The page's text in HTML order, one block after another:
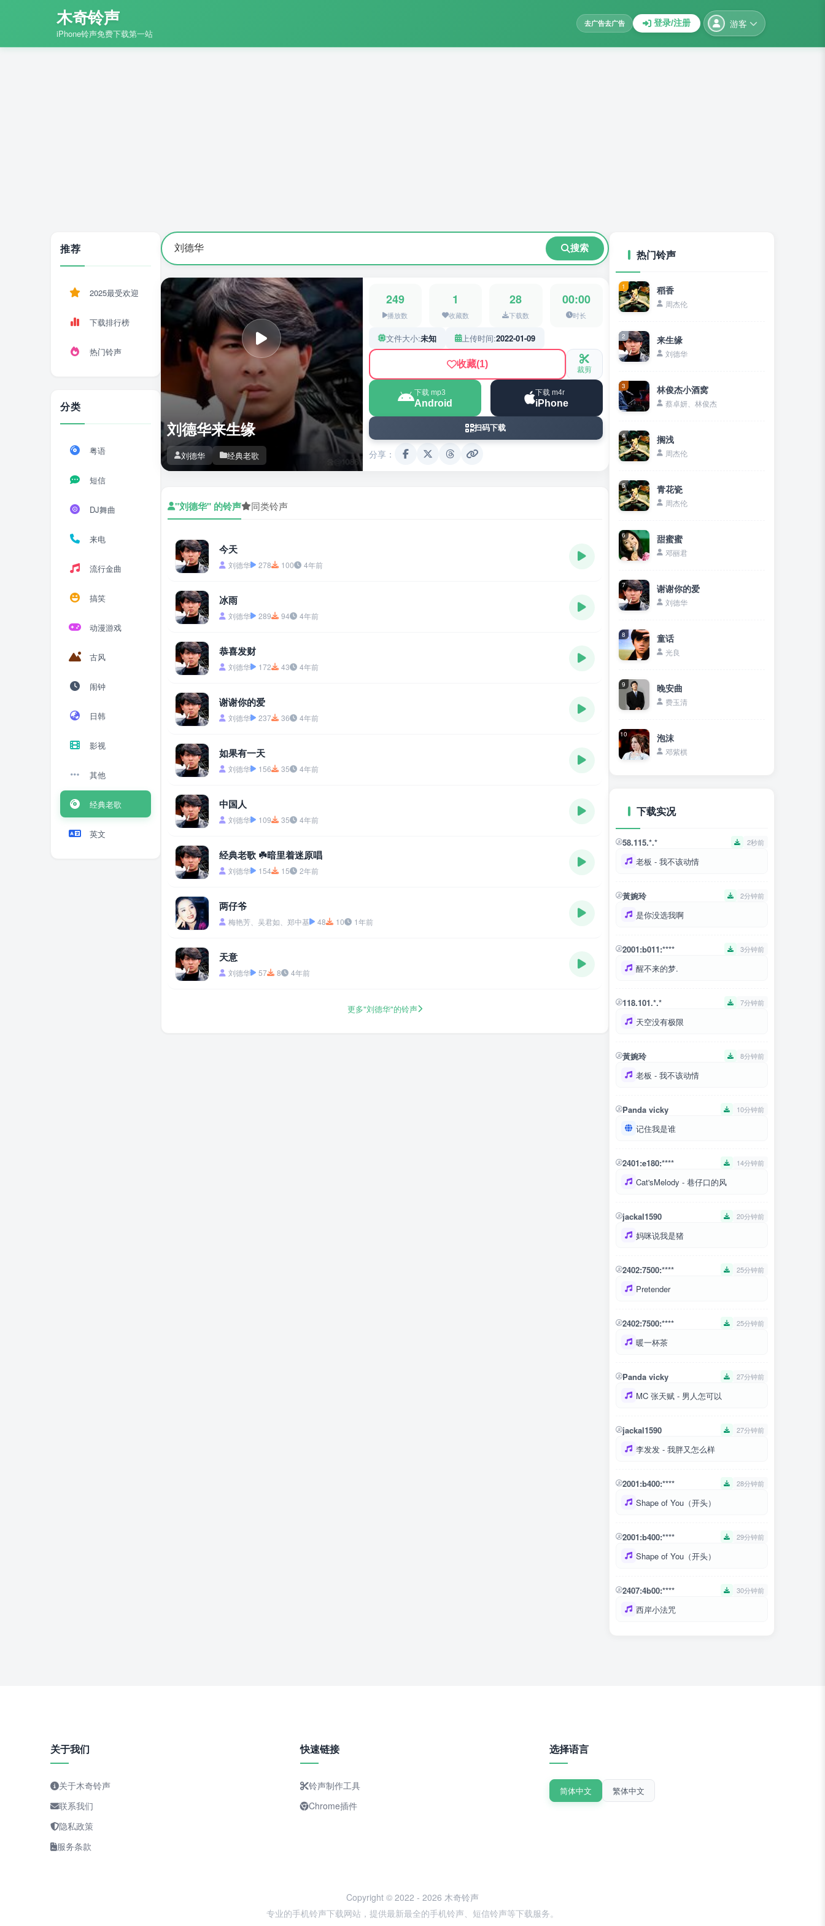
木奇铃声
iPhone铃声免费下载第一站
去广告去广告 登录/注册 游客
推荐
2025最受欢迎
下载排行榜
热门铃声
分类
粤语
短信
DJ舞曲
来电
流行金曲
搞笑
动漫游戏
古风
闹钟
日韩
影视
其他
经典老歌
英文
搜索
刘德华来生缘
刘德华 经典老歌
249
播放数
1
收藏数
28
下载数
00:00
时长
文件大小:未知 上传时间:2022-01-09
收藏(1) 裁剪
下载 mp3
Android
下载 m4r
iPhone
扫码下载
分享：
"刘德华" 的铃声 同类铃声
今天
刘德华 278 100 4年前
冰雨
刘德华 289 94 4年前
恭喜发财
刘德华 172 43 4年前
谢谢你的爱
刘德华 237 36 4年前
如果有一天
刘德华 156 35 4年前
中国人
刘德华 109 35 4年前
经典老歌 ☘️暗里着迷原唱
刘德华 154 15 2年前
两仔爷
梅艳芳、吴君如、郑中基 48 10 1年前
天意
刘德华 57 8 4年前
更多"刘德华"的铃声
热门铃声
1 稻香
周杰伦
2 来生缘
刘德华
3 林俊杰小酒窝
蔡卓妍、林俊杰
4 搁浅
周杰伦
5 青花瓷
周杰伦
6 甜蜜蜜
邓丽君
7 谢谢你的爱
刘德华
8 童话
光良
9 晚安曲
费玉清
10 泡沫
邓紫棋
下载实况
58.115.*.* 2秒前
老板 - 我不该动情
黃婉玲 2分钟前
是你没选我啊
2001:b011:**** 3分钟前
醒不来的梦.
118.101.*.* 7分钟前
天空没有极限
黃婉玲 8分钟前
老板 - 我不该动情
Panda vicky 10分钟前
记住我是谁
2401:e180:**** 14分钟前
Cat'sMelody - 巷仔口的风
jackal1590 20分钟前
妈咪说我是猪
2402:7500:**** 25分钟前
Pretender
2402:7500:**** 25分钟前
暖一杯茶
Panda vicky 27分钟前
MC 张天赋 - 男人怎可以
jackal1590 27分钟前
李发发 - 我胖又怎么样
2001:b400:**** 28分钟前
Shape of You（开头）
2001:b400:**** 29分钟前
Shape of You（开头）
2407:4b00:**** 30分钟前
西岸小法咒
关于我们
关于木奇铃声
联系我们
隐私政策
服务条款
快速链接
铃声制作工具
Chrome插件
选择语言
简体中文 繁体中文
Copyright © 2022 - 2026 木奇铃声
专业的手机铃声下载网站，提供最新最全的手机铃声、短信铃声等下载服务。